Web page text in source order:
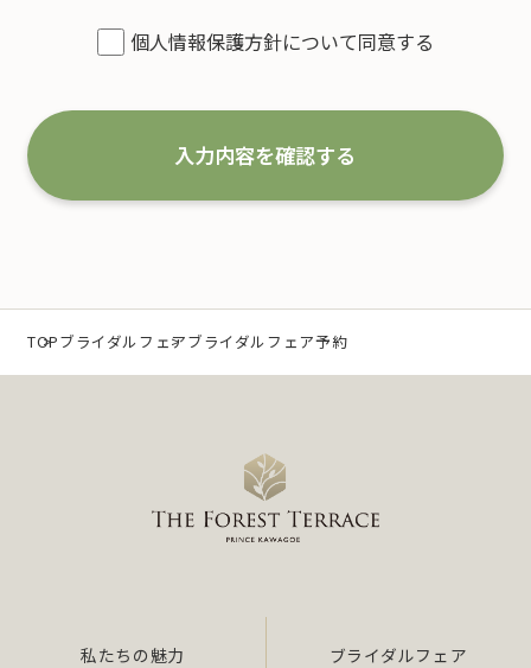
くことを宣言いたします。
1.事業の内容及び規模を考慮した適切な個人情報
の取得、利用及び提供
を特定するとともに、法で定める場合を除き、そ
（1）冠婚葬祭業及び冠婚葬祭の会員募集に関する業
び案内に関する業務
（4）前各号に付随する一切の業務
また、当社は特定された個人情報の利用目的の達
は、本人の同意を得て、「個人情報保護マネジメ
ントシステムの要求事項」に準拠したマネジメン
個人情報保護方針について同意する
入力内容を確認する
TOPブライダルフェアブライダルフェア予約
私たちの魅力 ブライダルフェア